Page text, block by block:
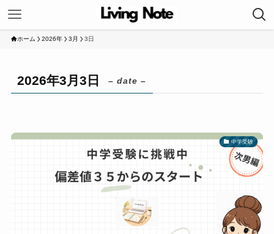
ホーム 2026年 3月 3日
2026年3月3日 – date –
中学受験